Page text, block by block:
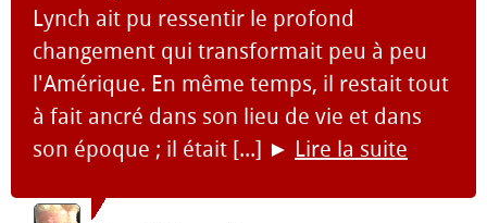
Lynch ait pu ressentir le profond
changement qui transformait peu à peu
l'Amérique. En même temps, il restait tout
à fait ancré dans son lieu de vie et dans
son époque ; il était [...] ► Lire la suite